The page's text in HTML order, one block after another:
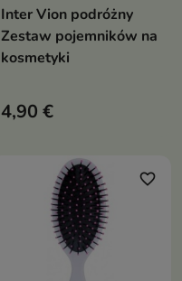
Inter Vion podróżny
Zestaw pojemników na
kosmetyki
4,90 €
favorite_border